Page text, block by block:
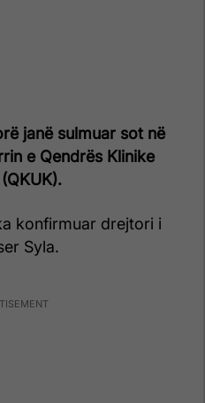
janë sulmuar sot në
e Qendrës Klinike
konfirmuar drejtori i
Syla.